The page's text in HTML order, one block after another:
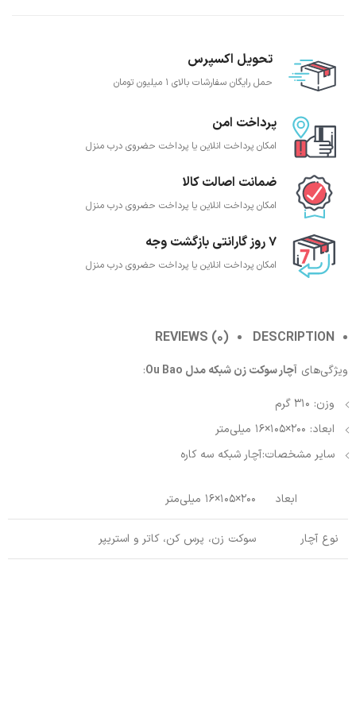
تحویل اکسپرس
حمل رایگان سفارشات بالای 1 میلیون تومان
پرداخت امن
امکان پرداخت انلاین یا پرداخت حضروی درب منزل
ضمانت اصالت کالا
امکان پرداخت انلاین یا پرداخت حضروی درب منزل
7 روز گارانتی بازگشت وجه
امکان پرداخت انلاین یا پرداخت حضروی درب منزل
DESCRIPTION
REVIEWS (0)
ویژگی‌های آچار سوکت زن شبکه مدل Ou Bao
:
وزن: 310 گرم
ابعاد: 200×105×16 میلی‌متر
سایر مشخصات:آچار شبکه سه کاره
ابعاد 200×105×16 میلی‌متر
نوع آچار سوکت زن، پرس کن، کاتر و استریپر